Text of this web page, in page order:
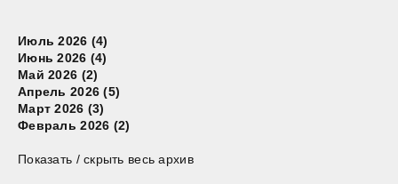
Июль 2026 (4)
Июнь 2026 (4)
Май 2026 (2)
Апрель 2026 (5)
Март 2026 (3)
Февраль 2026 (2)
Показать / скрыть весь архив